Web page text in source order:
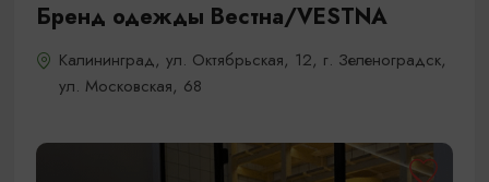
Бренд одежды Вестна/VESTNA
Калининград, ул. Октябрьская, 12, г. Зеленоградск,
ул. Московская, 68